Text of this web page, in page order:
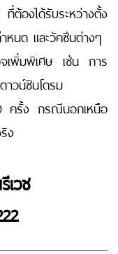
ต้องได้รับระหว่างตั้ง
หนด และวัคซีนต่างๆ
เพิ่มพิเศษ เช่น การ
าวน์ซินโดรม
ครั้ง กรณีนอกเหนือ
ง
วช